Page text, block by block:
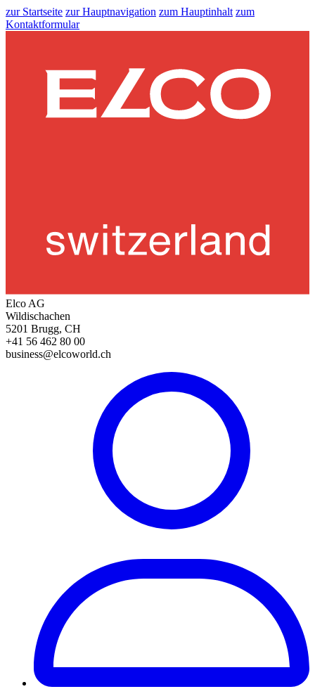
zur Startseite zur Hauptnavigation zum Hauptinhalt zum
Kontaktformular
Elco AG
Wildischachen
5201 Brugg, CH
+41 56 462 80 00
business@elcoworld.ch